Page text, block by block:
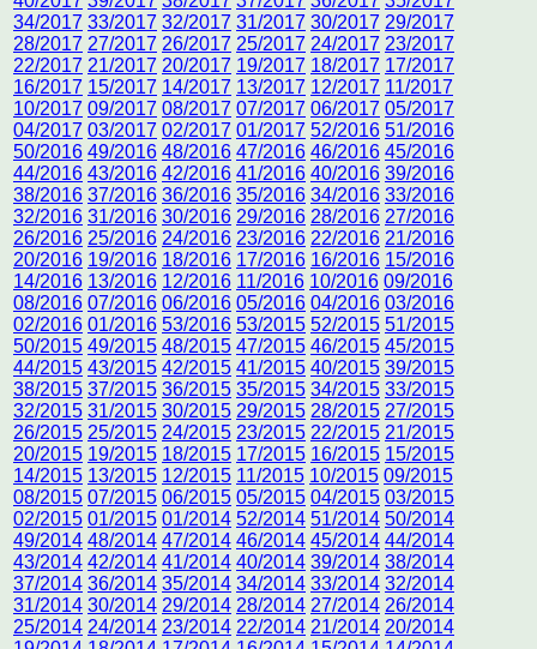
34/2017 33/2017 32/2017 31/2017 30/2017 29/2017
28/2017 27/2017 26/2017 25/2017 24/2017 23/2017
22/2017 21/2017 20/2017 19/2017 18/2017 17/2017
16/2017 15/2017 14/2017 13/2017 12/2017 11/2017
10/2017 09/2017 08/2017 07/2017 06/2017 05/2017
04/2017 03/2017 02/2017 01/2017 52/2016 51/2016
50/2016 49/2016 48/2016 47/2016 46/2016 45/2016
44/2016 43/2016 42/2016 41/2016 40/2016 39/2016
38/2016 37/2016 36/2016 35/2016 34/2016 33/2016
32/2016 31/2016 30/2016 29/2016 28/2016 27/2016
26/2016 25/2016 24/2016 23/2016 22/2016 21/2016
20/2016 19/2016 18/2016 17/2016 16/2016 15/2016
14/2016 13/2016 12/2016 11/2016 10/2016 09/2016
08/2016 07/2016 06/2016 05/2016 04/2016 03/2016
02/2016 01/2016 53/2016 53/2015 52/2015 51/2015
50/2015 49/2015 48/2015 47/2015 46/2015 45/2015
44/2015 43/2015 42/2015 41/2015 40/2015 39/2015
38/2015 37/2015 36/2015 35/2015 34/2015 33/2015
32/2015 31/2015 30/2015 29/2015 28/2015 27/2015
26/2015 25/2015 24/2015 23/2015 22/2015 21/2015
20/2015 19/2015 18/2015 17/2015 16/2015 15/2015
14/2015 13/2015 12/2015 11/2015 10/2015 09/2015
08/2015 07/2015 06/2015 05/2015 04/2015 03/2015
02/2015 01/2015 01/2014 52/2014 51/2014 50/2014
49/2014 48/2014 47/2014 46/2014 45/2014 44/2014
43/2014 42/2014 41/2014 40/2014 39/2014 38/2014
37/2014 36/2014 35/2014 34/2014 33/2014 32/2014
31/2014 30/2014 29/2014 28/2014 27/2014 26/2014
25/2014 24/2014 23/2014 22/2014 21/2014 20/2014